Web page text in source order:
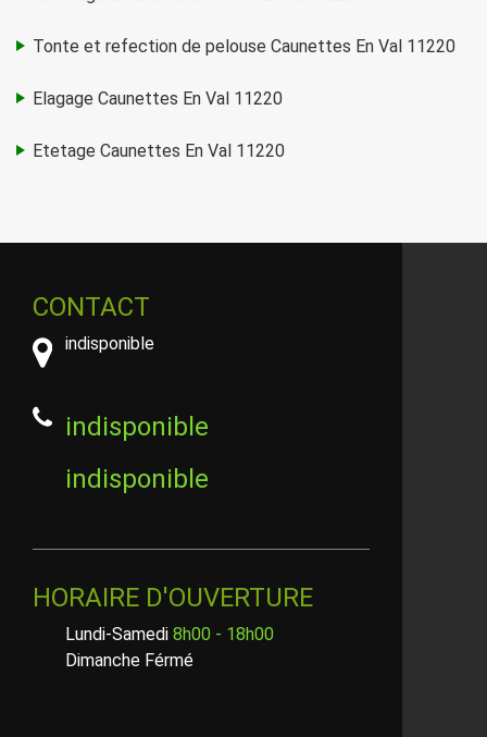
Tonte et refection de pelouse Caunettes En Val 11220
Elagage Caunettes En Val 11220
Etetage Caunettes En Val 11220
CONTACT
indisponible
indisponible
indisponible
HORAIRE D'OUVERTURE
Lundi-Samedi 8h00 - 18h00
Dimanche Férmé